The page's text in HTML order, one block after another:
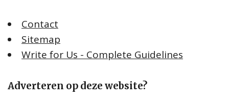
Contact
Sitemap
Write for Us - Complete Guidelines
Adverteren op deze website?